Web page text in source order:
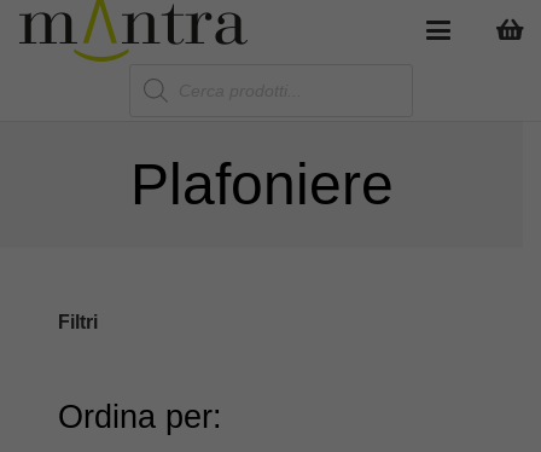
search
Plafoniere
Filtri
Ordina per: